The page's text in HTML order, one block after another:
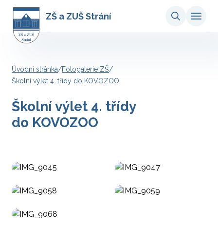
ZŠ a ZUŠ Strání
Úvodní stránka/Fotogalerie ZŠ/
Školní výlet 4. třídy do KOVOZOO
Školní výlet 4. třídy
do KOVOZOO